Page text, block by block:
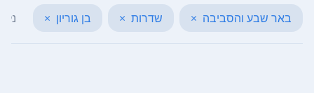
באר שבע והסביבה × שדרות × בן גוריון ×